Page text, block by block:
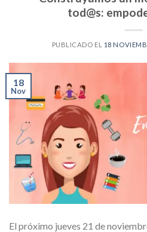
tod@s:
PUBLICADO EL 18
18
Nov
El próximo jueves 21 de